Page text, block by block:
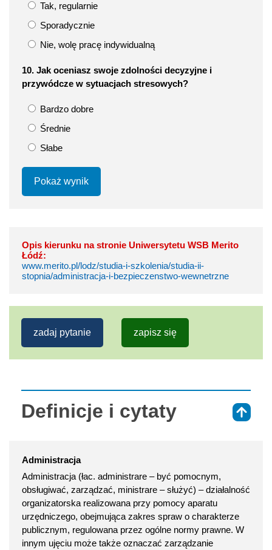
Tak, regularnie
Sporadycznie
Nie, wolę pracę indywidualną
10. Jak oceniasz swoje zdolności decyzyjne i
przywódcze w sytuacjach stresowych?
Bardzo dobre
Średnie
Słabe
Pokaż wynik
Opis kierunku na stronie Uniwersytetu WSB Merito
Łódź:
www.merito.pl/lodz/studia-i-szkolenia/studia-ii-
stopnia/administracja-i-bezpieczenstwo-wewnetrzne
zadaj pytanie zapisz się
Definicje i cytaty
Administracja
Administracja (łac. administrare – być pomocnym,
obsługiwać, zarządzać, ministrare – służyć) – działalność
organizatorska realizowana przy pomocy aparatu
urzędniczego, obejmująca zakres spraw o charakterze
publicznym, regulowana przez ogólne normy prawne. W
innym ujęciu może także oznaczać zarządzanie